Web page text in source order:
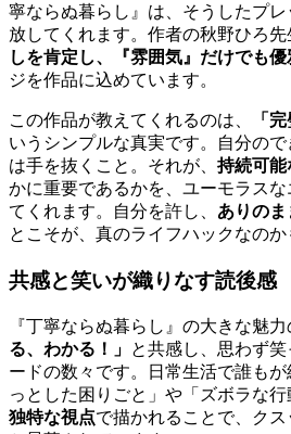
寧ならぬ暮らし』は、そうしたプ
放してくれます。作者の秋野ひろ先
しを肯定し、『雰囲気』だけでも優
ジを作品に込めています。
この作品が教えてくれるのは、 「
いうシンプルな真実です。自分の
は手を抜くこと。それが、 持続可能
かに重要であるかを、ユーモラスな
てくれます。自分を許し、 ありの
とこそが、真のライフハックなのか
共感と笑いが織りなす読後感
『丁寧ならぬ暮らし』の大きな魅
る、わかる！」 と共感し、思わず
ードの数々です。日常生活で誰も
っとした困りごと」や「ズボラな行
独特な視点で描かれることで、クス